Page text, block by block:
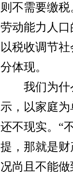
则不需要缴
劳动能力人
以税收调节
分体现。
我们为什么
示，以家庭
还不现实。“
提，那就是
况尚且不能